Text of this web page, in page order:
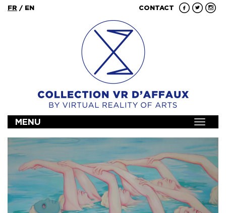
FR / EN CONTACT
Toggle
MENU